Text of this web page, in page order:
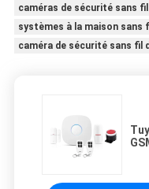
caméras de sécurité sans
systèmes à la maison sans
caméra de sécurité sans fil